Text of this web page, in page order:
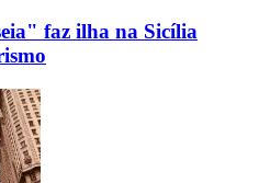
faz ilha na Sicília